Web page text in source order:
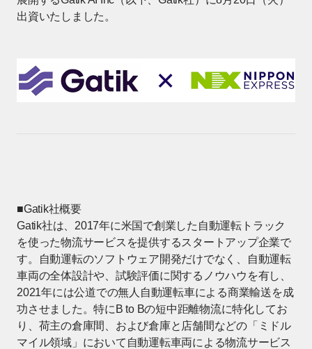
出資いたしました。
■Gatik社概要
Gatik社は、2017年に米国で創業した自動運転トラック
を使った物流サービスを提供するスタートアップ企業で
す。自動運転のソフトウェア開発だけでなく、自動運転
車両の全体設計や、試験評価に関するノウハウを有し、
2021年には公道での無人自動運転車による商業輸送を成
功させました。特にB to Bの短中距離物流に特化してお
り、荷主の倉庫間、および倉庫と店舗間などの「ミドル
マイル領域」において自動運転車両による物流サービス